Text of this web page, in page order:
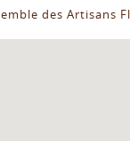
des Artisans